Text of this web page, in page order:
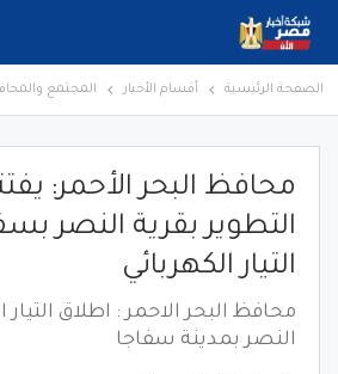
الصفحة الرئيسية أقسام الأخبار المجتمع
محافظ البحر الأحمر:
التطوير بقرية النصر
التيار الكهربائي
محافظ البحر الاحمر : اطلاق التيار
النصر بمدينة سفاجا